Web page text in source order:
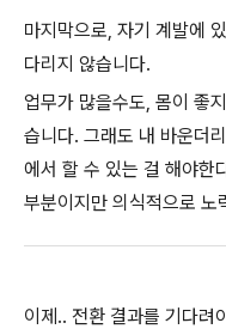
마지막으로, 자기 계발에
다리지 않습니다.
업무가 많을수도, 몸이 좋
습니다. 그래도 내 바운더
에서 할 수 있는 걸 해야한
부분이지만 의식적으로 노
이제.. 전환 결과를 기다려